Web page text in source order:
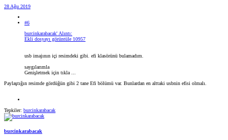
28 Ağu 2019
#6
burcinkarabacak' Alıntı:
Ekli dosyayı görüntüle 10957
usb imajının içi resimdeki gibi. efi klasörünü bulamadım.
saygılarımla
Genişletmek için tıkla ...
Paylaştığın resimde gördüğün gibi 2 tane Efi bölümü var. Bunlardan en alttaki usbnin efisi olmalı.
Tepkiler: burcinkarabacak
burcinkarabacak